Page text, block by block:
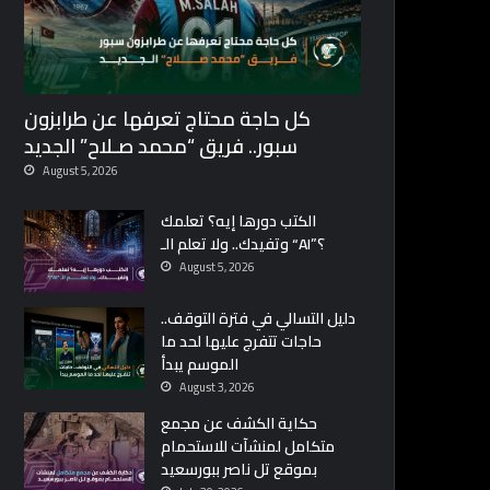
كل حاجة محتاج تعرفها عن طرابزون
سبور.. فريق “محمد صـلاح” الجديد
August 5, 2026
الكتب دورها إيه؟ تعلمك
وتفيدك.. ولا تعلم الـ “AI”؟
August 5, 2026
دليل التسالي في فترة التوقف..
حاجات تتفرج عليها لحد ما
الموسم يبدأ
August 3, 2026
حكاية الكشف عن مجمع
متكامل لمنشآت للاستحمام
بموقع تل ناصر ببورسعيد